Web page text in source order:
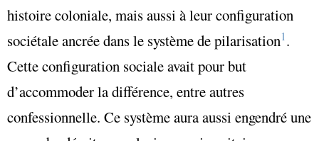
histoire coloniale, mais aussi à leur configuration
sociétale ancrée dans le système de pilarisation1.
Cette configuration sociale avait pour but
d’accommoder la différence, entre autres
confessionnelle. Ce système aura aussi engendré une